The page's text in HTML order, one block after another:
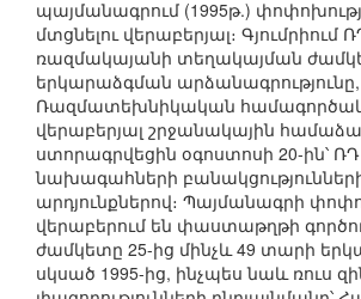
պայմանագրում (1995թ.)
մտցնելու վերաբերյալ։ Գյումրիում
ռազմակայանի տեղակայման
երկարաձգման
Ռազմատեխնիկական
վերաբերյալ շրջանակային
ստորագրվեցին օգոստոսի 20-ին՝
նախագահների
արդյունքներով։ Պայմանագրի
վերաբերում են փաստաթղթի
ժամկետը 25-ից մինչև 49 տարի
սկսած 1995-ից, ինչպես նաև ռուս